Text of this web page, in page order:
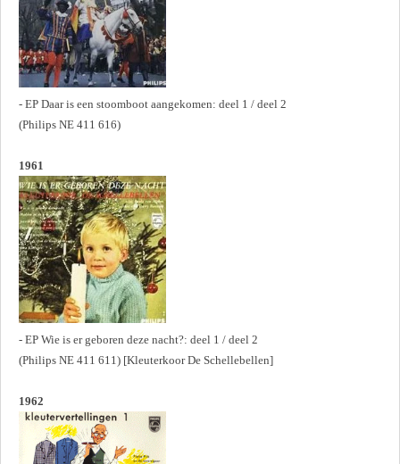
- EP Daar is een stoomboot aangekomen: deel 1 / deel 2
(Philips NE 411 616)
1961
- EP Wie is er geboren deze nacht?: deel 1 / deel 2
(Philips NE 411 611) [Kleuterkoor De Schellebellen]
1962